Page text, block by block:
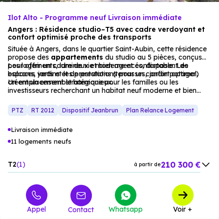
Ilot Alto - Programme neuf Livraison immédiate
Angers : Résidence studio–T5 avec cadre verdoyant et
confort optimisé proche des transports
Située à Angers, dans le quartier Saint-Aubin, cette résidence
propose des appartements du studio au 5 pièces, conçus
pour offrir un cadre de vie moderne et confortable. Les
espaces verts et les prestations (terrasses, jardin potager)
créent un ensemble harmonieux.
Les logements, lumineux et bien agencés, disposent de
balcons, jardins et de prestations pour un confort optimal.
Un emplacement stratégique pour les familles ou les
investisseurs recherchant un habitat neuf moderne et bien
PTZ RT 2012 Dispositif Jeanbrun Plan Relance Logement
Livraison immédiate
11 logements neufs
T2 1 à partir de210 300 €
à partir de 397 000 €
à partir de 407 000 €
Appel Contact Whatsapp Voir +